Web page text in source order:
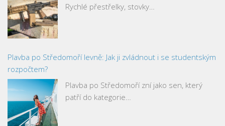
Rychlé přestřelky, stovky…
Plavba po Středomoří levně: Jak ji zvládnout i se studentským
rozpočtem?
Plavba po Středomoří zní jako sen, který
patří do kategorie…